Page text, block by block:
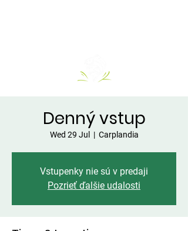
Denný vstup
Wed 29 Jul
  |
Carplandia
Vstupenky nie sú v predaji
Pozrieť ďalšie udalosti